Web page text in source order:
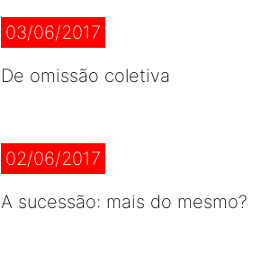
03/06/2017
De omissão coletiva
02/06/2017
A sucessão: mais do mesmo?